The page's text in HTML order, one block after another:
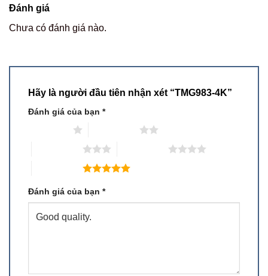
Đánh giá
Chưa có đánh giá nào.
Hãy là người đầu tiên nhận xét “TMG983-4K”
Đánh giá của bạn *
Đánh giá của bạn *